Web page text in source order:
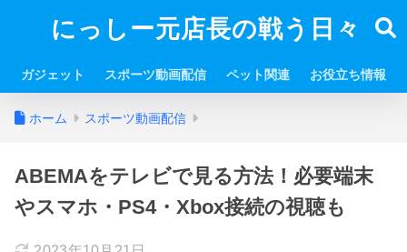
にっしー元店長の戦う日々
ガジェット スポーツ動画配信 ペット関連 お役立ち情報
ホーム スポーツ動画配信
ABEMAをテレビで見る方法！必要端末
やスマホ・PS4・Xbox接続の視聴も